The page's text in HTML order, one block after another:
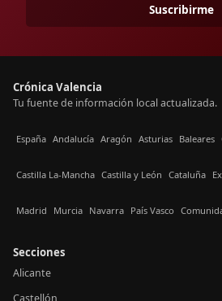
Suscribirme
Crónica Valencia
Tu fuente de información local actualizada.
España Andalucía Aragón Asturias Baleares
Castilla La-Mancha Castilla y León Cataluña
Madrid Murcia Navarra País Vasco
Secciones
Alicante